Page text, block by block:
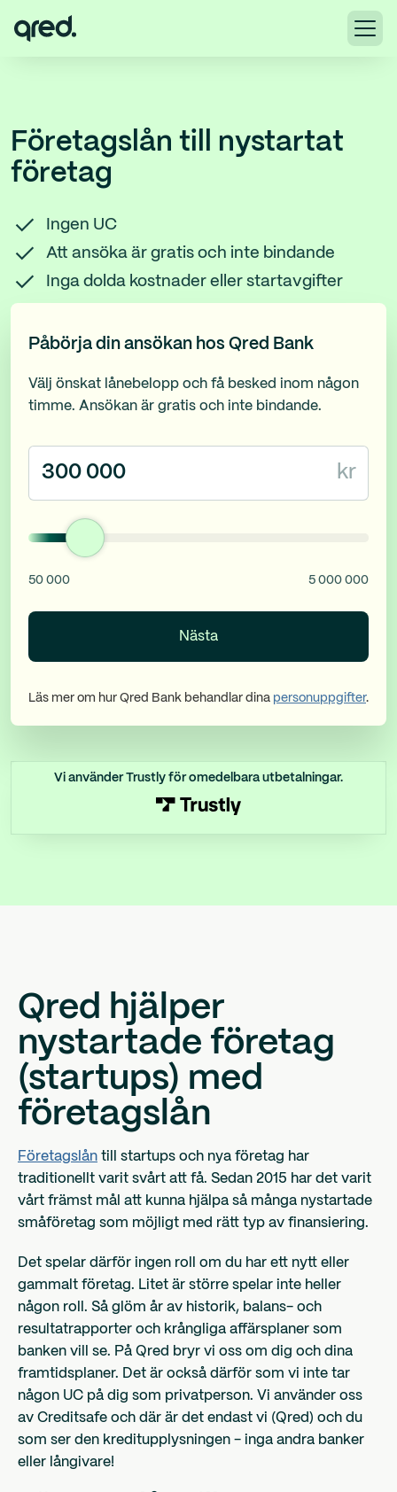
Företagslån till nystartat
företag
Ingen UC
Att ansöka är gratis och inte bindande
Inga dolda kostnader eller startavgifter
Påbörja din ansökan hos Qred Bank
Välj önskat lånebelopp och få besked inom någon
timme. Ansökan är gratis och inte bindande.
kr
50 000 5 000 000
Nästa
Läs mer om hur Qred Bank behandlar dina personuppgifter.
Vi använder Trustly för omedelbara utbetalningar.
Qred hjälper
nystartade företag
(startups) med
företagslån
Företagslån till startups och nya företag har
traditionellt varit svårt att få. Sedan 2015 har det varit
vårt främst mål att kunna hjälpa så många nystartade
småföretag som möjligt med rätt typ av finansiering.
Det spelar därför ingen roll om du har ett nytt eller
gammalt företag. Litet är större spelar inte heller
någon roll. Så glöm år av historik, balans- och
resultatrapporter och krångliga affärsplaner som
banken vill se. På Qred bryr vi oss om dig och dina
framtidsplaner. Det är också därför som vi inte tar
någon UC på dig som privatperson. Vi använder oss
av Creditsafe och där är det endast vi (Qred) och du
som ser den kreditupplysningen - inga andra banker
eller långivare!